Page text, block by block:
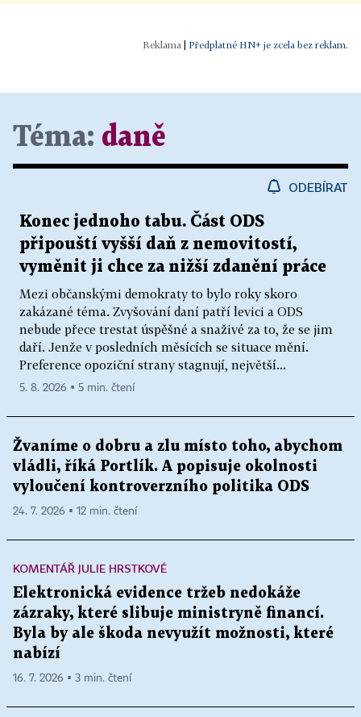
Předplatné HN+ je zcela bez reklam.
Téma: daně
ODEBÍRAT
Konec jednoho tabu. Část ODS
připouští vyšší daň z nemovitostí,
vyměnit ji chce za nižší zdanění práce
Mezi občanskými demokraty to bylo roky skoro
zakázané téma. Zvyšování daní patří levici a ODS
nebude přece trestat úspěšné a snaživé za to, že se jim
daří. Jenže v posledních měsících se situace mění.
Preference opoziční strany stagnují, největší...
5. 8. 2026 ▪ 5 min. čtení
Žvaníme o dobru a zlu místo toho, abychom
vládli, říká Portlík. A popisuje okolnosti
vyloučení kontroverzního politika ODS
24. 7. 2026 ▪ 12 min. čtení
KOMENTÁŘ JULIE HRSTKOVÉ
Elektronická evidence tržeb nedokáže
zázraky, které slibuje ministryně financí.
Byla by ale škoda nevyužít možnosti, které
nabízí
16. 7. 2026 ▪ 3 min. čtení